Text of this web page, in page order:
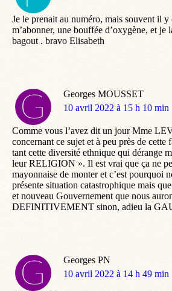
Je le prenait au numéro, mais souvent il
m’abonner, une bouffée d’oxygène, et je
bagout . bravo Elisabeth
Georges MOUSSET
dit
10 avril 2022 à 15 h 10 min
Comme vous l’avez dit un jour Mme
concernant ce sujet et à peu près de cette
tant cette diversité ethnique qui dérange
leur RELIGION ». Il est vrai que ça ne
mayonnaise de monter et c’est pourquoi
présente situation catastrophique mais
et nouveau Gouvernement que nous
DEFINITIVEMENT sinon, adieu la
Georges PN
dit
10 avril 2022 à 14 h 49 min